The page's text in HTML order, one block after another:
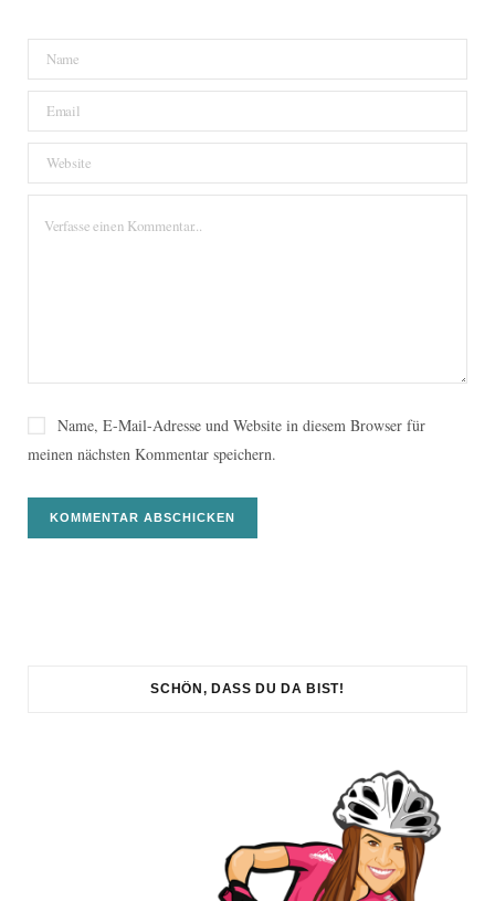
Name, E-Mail-Adresse und Website in diesem Browser für
meinen nächsten Kommentar speichern.
SCHÖN, DASS DU DA BIST!